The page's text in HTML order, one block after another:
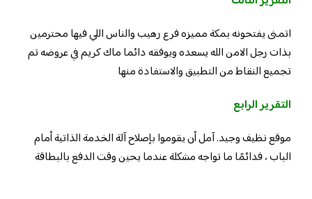
اتمنى يفتحونه بمكة مميزه فرع رهيب والناس اللي فيها محترمين
بذات رجل الامن الله يسعده ويوفقه دائما ماك كريم في عروضه تم
تجميع النقاط من التطبيق والاستفادة منها
التقرير الرابع
موقع نظيف وجيد. آمل أن يقوموا بإصلاح آلة الخدمة الذاتية أمام
الباب ، فدائمًا ما تواجه مشكلة عندما يحين وقت الدفع بالبطاقة